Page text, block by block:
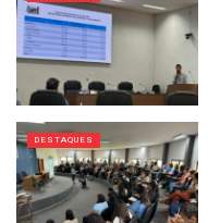
DESTAQUES